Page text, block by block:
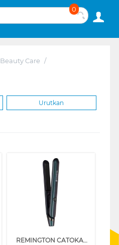
0
Beauty Care /
Urutkan
REMINGTON CATOKAN RAMBUT HAIR STRAIGHTENER S7801-ID